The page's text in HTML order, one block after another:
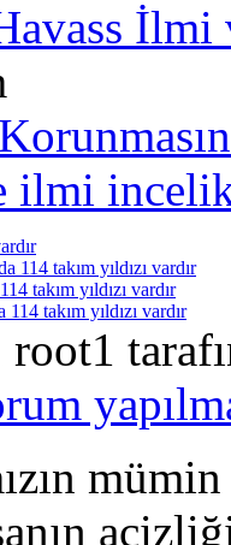
İlmi
ilmi
114 takım yıldızı vardır
takım yıldızı vardır
takım yıldızı vardır